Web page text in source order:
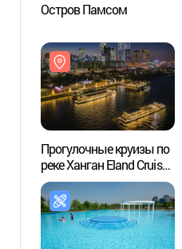
Остров Памсом
Прогулочные круизы по
реке Ханган Eland Cruise
(이랜드크루즈
(한강유람선))